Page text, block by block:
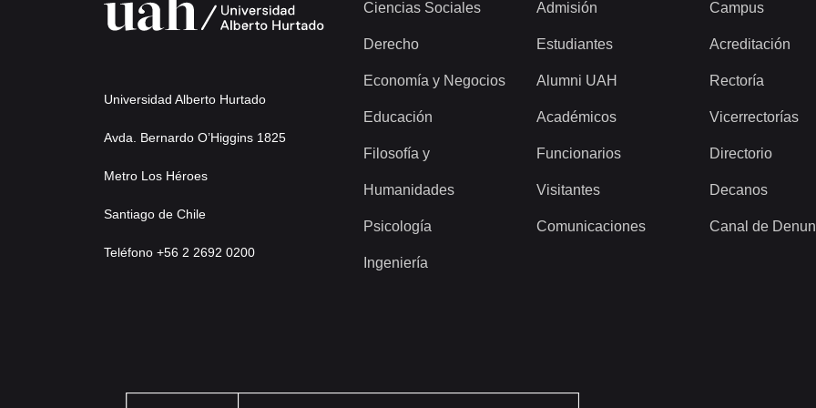
Universidad Alberto Hurtado
Avda. Bernardo O’Higgins 1825
Metro Los Héroes
Santiago de Chile
Teléfono +56 2 2692 0200
Ciencias Sociales
Derecho
Economía y Negocios
Educación
Filosofía y
Humanidades
Psicología
Ingeniería
Admisión
Estudiantes
Alumni UAH
Académicos
Funcionarios
Visitantes
Comunicaciones
Campus
Acreditación
Rectoría
Vicerrectorías
Directorio
Decanos
Canal de